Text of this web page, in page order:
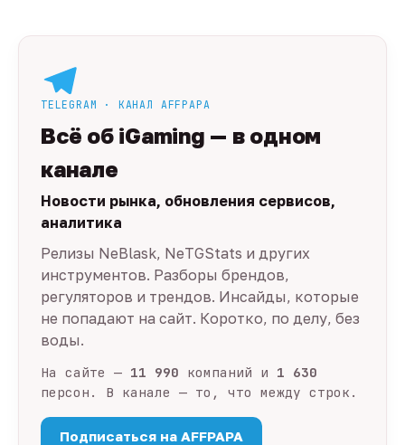
TELEGRAM · КАНАЛ AFFPAPA
Всё об iGaming — в одном
канале
Новости рынка, обновления сервисов,
аналитика
Релизы NeBlask, NeTGStats и других
инструментов. Разборы брендов,
регуляторов и трендов. Инсайды, которые
не попадают на сайт. Коротко, по делу, без
воды.
На сайте — 11 990 компаний и 1 630
персон. В канале — то, что между строк.
Подписаться на AFFPAPA